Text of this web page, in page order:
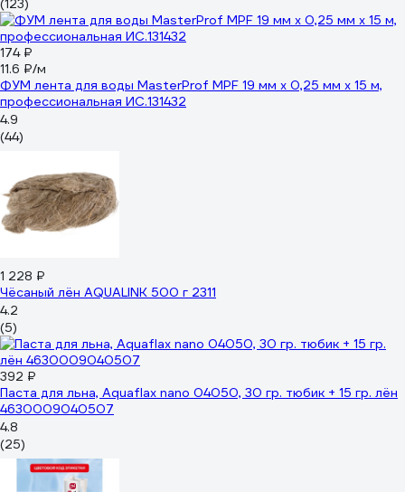
(123)
174 ₽
11.6 ₽/м
ФУМ лента для воды MasterProf MPF 19 мм x 0,25 мм x 15 м,
профессиональная ИС.131432
4.9
(44)
1 228 ₽
Чёсаный лён AQUALINK 500 г 2311
4.2
(5)
392 ₽
Паста для льна, Aquaflax nano 04050, 30 гр. тюбик + 15 гр. лён
4630009040507
4.8
(25)